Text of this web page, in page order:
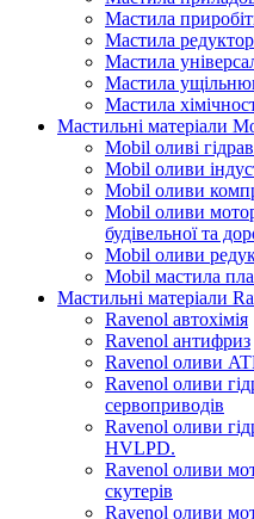
Мастила
Мастила
Мастила
Мастила
Мастила
Мастильні матеріали
Mobil оливі
Mobil оливи
Mobil оливи
Mobil оливи
будівельної та
Mobil оливи
Mobil мастила
Мастильні матеріали
Ravenol автохімія
Ravenol антифриз
Ravenol оливи
Ravenol оливи
сервоприводів
Ravenol оливи
HVLPD.
Ravenol оливи
скутерів
Ravenol оливи